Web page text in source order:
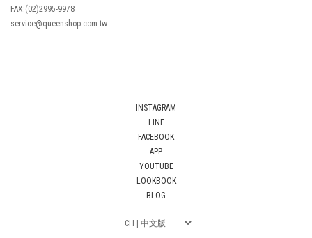
FAX:(02)2995-9978
service@queenshop.com.tw
INSTAGRAM
LINE
FACEBOOK
APP
YOUTUBE
LOOKBOOK
BLOG